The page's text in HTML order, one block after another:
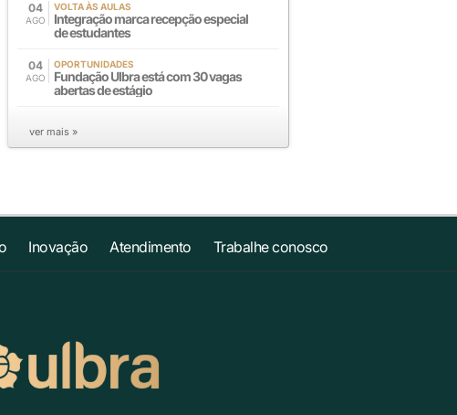
04
AGO
VOLTA ÀS AULAS
Integração marca recepção especial
de estudantes
04
AGO
OPORTUNIDADES
Fundação Ulbra está com 30 vagas
abertas de estágio
ver mais »
Inovação Atendimento Trabalhe conosco